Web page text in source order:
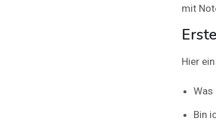
mit
Hier
Was
Bin